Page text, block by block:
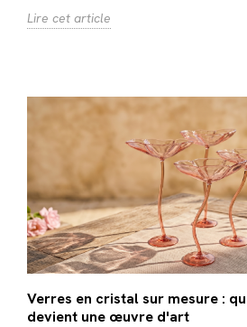
Lire cet article
Verres en cristal sur mesure :
devient une œuvre d'art